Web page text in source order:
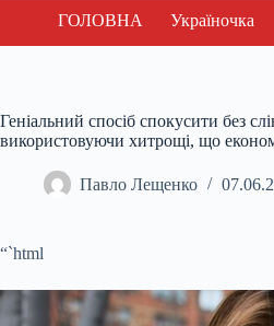
ГОЛОВНА Україночка
Геніальний спосіб спокусити без
використовуючи хитрощі, що
Павло Лещенко
“`html